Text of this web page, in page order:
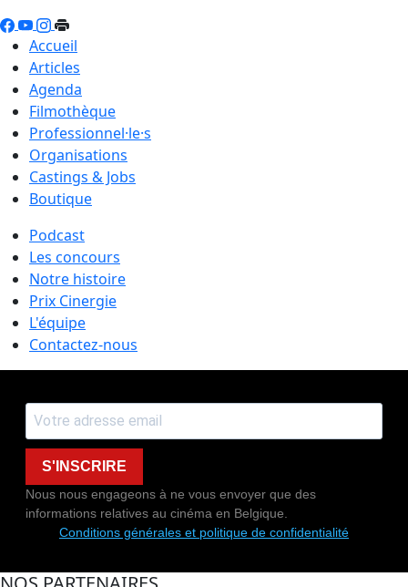
Accueil
Articles
Agenda
Filmothèque
Professionnel·le·s
Organisations
Castings & Jobs
Boutique
Podcast
Les concours
Notre histoire
Prix Cinergie
L'équipe
Contactez-nous
S'INSCRIRE
Nous nous engageons à ne vous envoyer que des
informations relatives au cinéma en Belgique.
Conditions générales et politique de confidentialité